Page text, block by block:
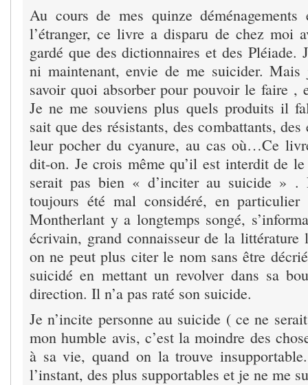
Au cours de mes quinze
l’étranger, ce livre a disparu de chez moi
gardé que des dictionnaires et des Pléiade.
ni maintenant, envie de me suicider.
savoir quoi absorber pour pouvoir le faire ,
Je ne me souviens plus quels produits il
sait que des résistants, des combattants,
leur pocher du cyanure, au cas où…Ce
dit-on. Je crois même qu’il est interdit de
serait pas bien « d’inciter au suicide » .
toujours été mal considéré, en particulier
Montherlant y a longtemps songé,
écrivain, grand connaisseur de la littérature
on ne peut plus citer le nom sans être
suicidé en mettant un revolver dans sa
direction. Il n’a pas raté son suicide.
Je n’incite personne au suicide ( ce ne
mon humble avis, c’est la moindre des
à sa vie, quand on la trouve
l’instant, des plus supportables et je ne me